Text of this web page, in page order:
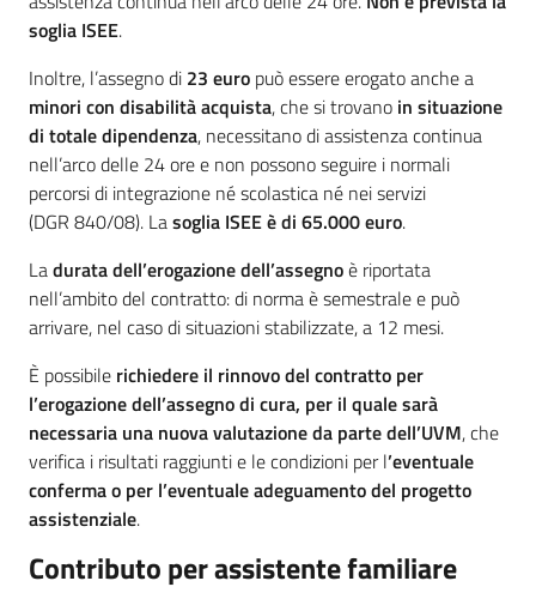
soglia ISEE.
Inoltre, l’assegno di 23 euro può essere erogato anche a
minori con disabilità acquista, che si trovano in situazione
di totale dipendenza, necessitano di assistenza continua
nell’arco delle 24 ore e non possono seguire i normali
percorsi di integrazione né scolastica né nei servizi
(DGR 840/08). Lasoglia ISEE è di 65.000 euro.
Ladurata dell’erogazione dell’assegnoè riportata
nell’ambito del contratto: di norma è semestrale e può
arrivare, nel caso di situazioni stabilizzate, a 12 mesi.
È possibile richiedere il rinnovo del contratto per
l’erogazione dell’assegno di cura, per il quale sarà
necessaria una nuova valutazione da parte dell’UVM, che
verifica i risultati raggiunti e le condizioni per l’eventuale
conferma o per l’eventuale adeguamento del progetto
assistenziale.
Contributo per assistente familiare